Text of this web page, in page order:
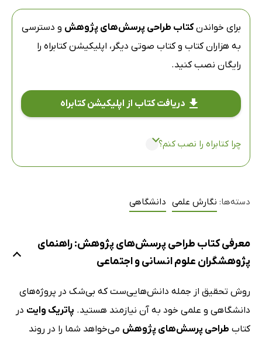
برای خواندنکتاب طراحی پرسش‌های پژوهش و دسترسی
به هزاران کتاب و کتاب صوتی دیگر، اپلیکیشن کتابراه را
رایگان نصب کنید.
دریافت کتاب از اپلیکیشن کتابراه
چرا کتابراه را نصب کنم؟
دسته‌ها: نگارش علمی دانشگاهی
معرفی کتاب طراحی پرسش‌های پژوهش: راهنمای
پژوهشگران علوم انسانی و ‌اجتماعی
روش تحقیق از جمله دانش‌هایی‌ست که بی‌شک در پروژه‌های
دانشگاهی و علمی خود به آن نیازمند هستید. پاتریک وایت در
کتاب طراحی پرسش‌های پژوهش می‌خواهد شما را در روند